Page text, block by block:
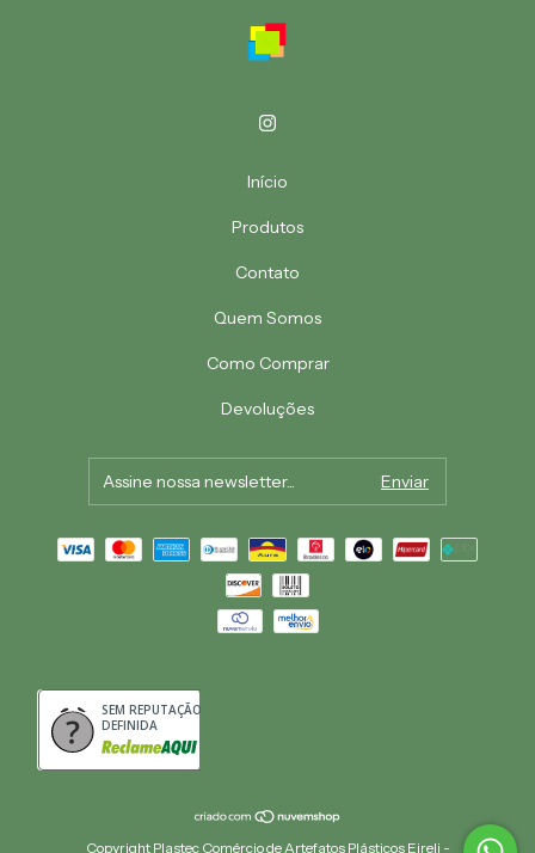
Início
Produtos
Contato
Quem Somos
Como Comprar
Devoluções
SEM REPUTAÇÃO
DEFINIDA
Copyright Plastec Comércio de Artefatos Plásticos Eireli -